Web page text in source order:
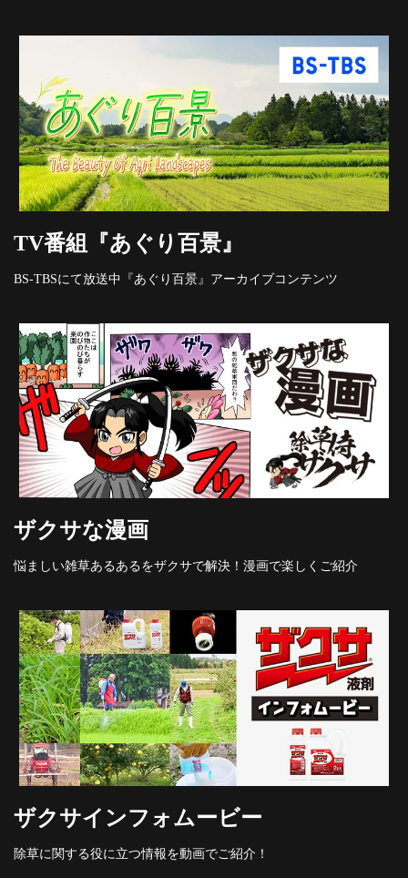
TV番組『あぐり百景』
BS-TBSにて放送中『あぐり百景』アーカイブコンテンツ
ザクサな漫画
悩ましい雑草あるあるをザクサで解決！漫画で楽しくご紹介
ザクサインフォムービー
除草に関する役に立つ情報を動画でご紹介！